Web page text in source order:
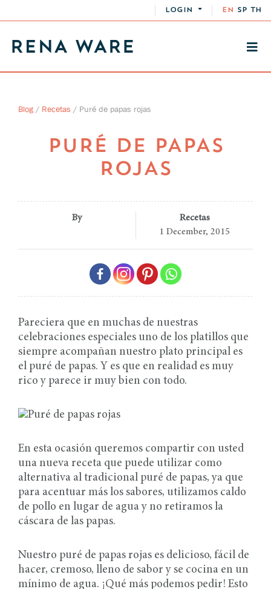
LOGIN EN SP TH
Blog / Recetas / Puré de papas rojas
PURÉ DE PAPAS
ROJAS
By
Recetas
1 December, 2015
Pareciera que en muchas de nuestras
celebraciones especiales uno de los platillos que
siempre acompañan nuestro plato principal es
el puré de papas. Y es que en realidad es muy
rico y parece ir muy bien con todo.
En esta ocasión queremos compartir con usted
una nueva receta que puede utilizar como
alternativa al tradicional puré de papas, ya que
para acentuar más los sabores, utilizamos caldo
de pollo en lugar de agua y no retiramos la
cáscara de las papas.
Nuestro puré de papas rojas es delicioso, fácil de
hacer, cremoso, lleno de sabor y se cocina en un
mínimo de agua. ¡Qué más podemos pedir! Esto